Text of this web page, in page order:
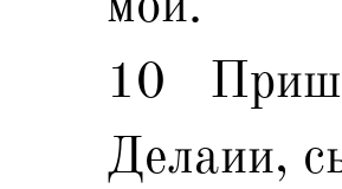
10
Делаии,